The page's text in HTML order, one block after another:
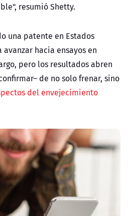
resumió Shetty.
una patente en Estados
hacia ensayos en
pero los resultados abren
de no solo frenar, sino
del envejecimiento